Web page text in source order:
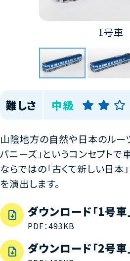
1号車
難しさ 中級
山陰地方の自然や日本のルーツ
パニーズ」というコンセプトで
ならではの「古くて新しい日本
を演出します。
ダウンロード「1号車
PDF：493KB
ダウンロード「2号車